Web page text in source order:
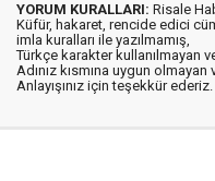
YORUM KURALLARI: Risale
Küfür, hakaret, rencide edici
imla kuralları ile yazılmamış,
Türkçe karakter kullanılmayan
Adınız kısmına uygun
Anlayışınız için teşekkür ederiz.